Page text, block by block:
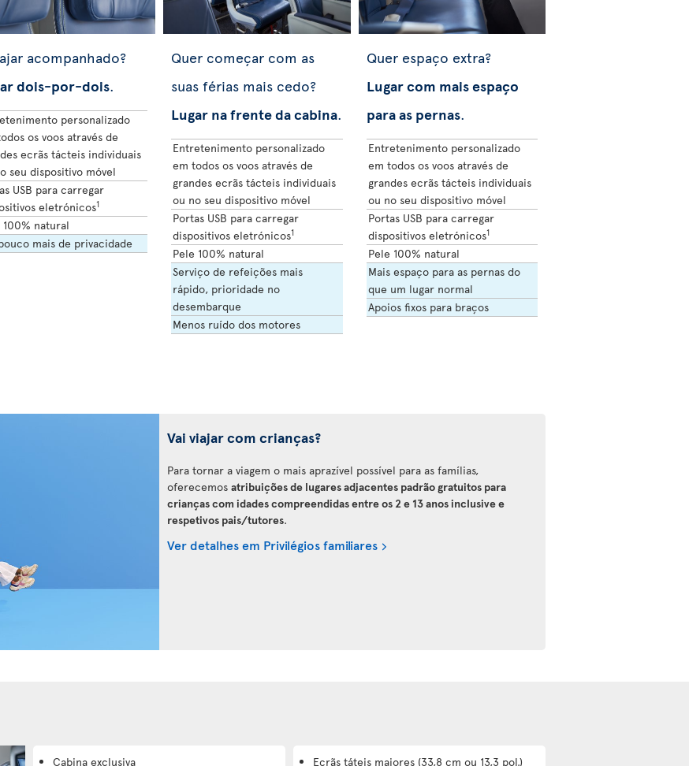
acompanhado?
dois-por-dois.
personalizado
os voos através de
ecrãs tácteis individuais
seu dispositivo móvel
USB para carregar
eletrónicos1
100% natural
mais de privacidade
Quer começar com as
suas férias mais cedo?
Lugar na frente da cabina.
Entretenimento personalizado
em todos os voos através de
grandes ecrãs tácteis individuais
ou no seu dispositivo móvel
Portas USB para carregar
dispositivos eletrónicos1
Pele 100% natural
Serviço de refeições mais
rápido, prioridade no
desembarque
Menos ruído dos motores
Quer espaço extra?
Lugar com mais espaço
para as pernas.
Entretenimento personalizado
em todos os voos através de
grandes ecrãs tácteis individuais
ou no seu dispositivo móvel
Portas USB para carregar
dispositivos eletrónicos1
Pele 100% natural
Mais espaço para as pernas do
que um lugar normal
Apoios fixos para braços
Vai viajar com crianças?
Para tornar a viagem o mais aprazível possível para as famílias,
oferecemos atribuições de lugares adjacentes padrão gratuitos para
crianças com idades compreendidas entre os 2 e 13 anos inclusive e
respetivos pais/tutores.
Ver detalhes em Privilégios familiares
Cabina exclusiva
Ecrãs táteis maiores (33,8 cm ou 13,3 pol.)